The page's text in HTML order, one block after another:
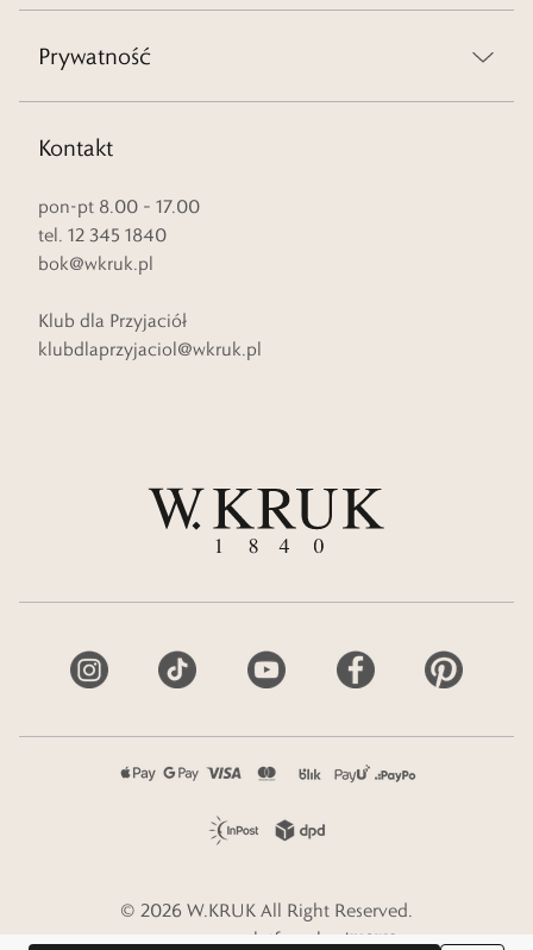
Prywatność
Kontakt
pon-pt 8.00 – 17.00
tel. 12 345 1840
bok@wkruk.pl
Klub dla Przyjaciół
klubdlaprzyjaciol@wkruk.pl
© 2026 W.KRUK All Right Reserved.
e-commerce platform by